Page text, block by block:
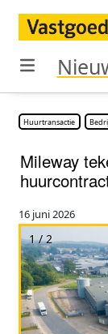
Huurtransactie
Mileway
16 juni 2026
1 / 2